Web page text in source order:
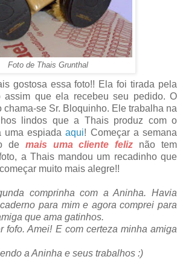
Foto de Thais Grunthal
gostosa essa foto!! Ela foi tirada pela
assim que ela recebeu seu pedido. O
chama-se Sr. Bloquinho. Ele trabalha na
lindos que a Thais produz com o
uma espiadaaqui! Começar a semana
de mais uma cliente feliz não tem
a Thais mandou um recadinho que
muito mais alegre!!
comprinha com a Aninha. Havia
para mim e agora comprei para
que ama gatinhos.
fofo. Amei! E com certeza minha amiga
a Aninha e seus trabalhos :)